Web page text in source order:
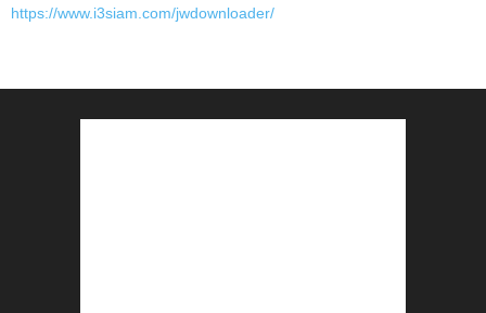
https://www.i3siam.com/jwdownloader/